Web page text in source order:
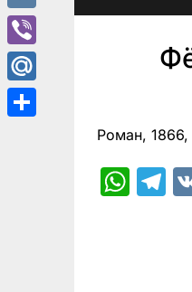
Роман, 1866,
VK
Viber
Mail.Ru